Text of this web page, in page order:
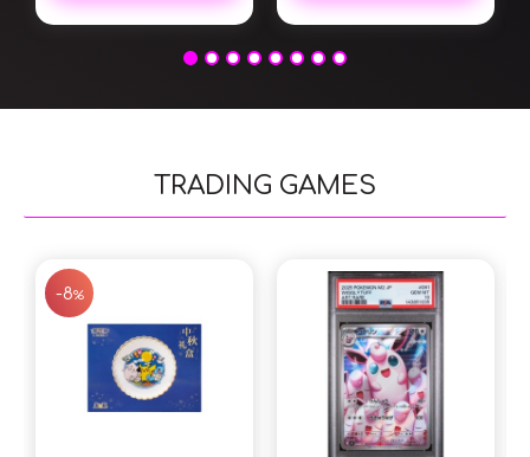
TRADING GAMES
-8%